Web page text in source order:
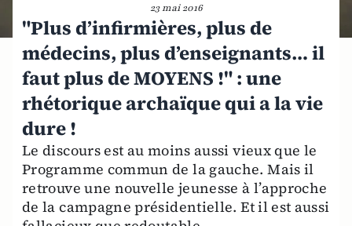
23 mai 2016
"Plus d’infirmières, plus de
médecins, plus d’enseignants… il
faut plus de MOYENS !" : une
rhétorique archaïque qui a la vie
dure !
Le discours est au moins aussi vieux que le
Programme commun de la gauche. Mais il
retrouve une nouvelle jeunesse à l’approche
de la campagne présidentielle. Et il est aussi